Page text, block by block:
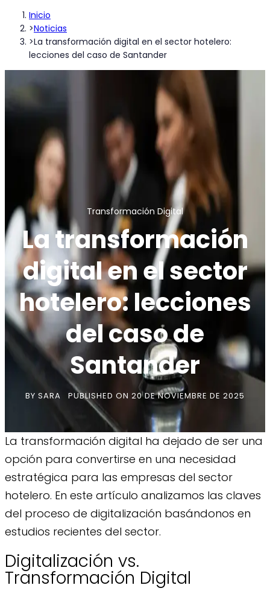
Inicio
>Noticias
>La transformación digital en el sector hotelero:
lecciones del caso de Santander
Transformación Digital
La transformación
digital en el sector
hotelero: lecciones
del caso de
Santander
BY SARA PUBLISHED ON 20 DE NOVIEMBRE DE 2025
La transformación digital ha dejado de ser una
opción para convertirse en una necesidad
estratégica para las empresas del sector
hotelero. En este artículo analizamos las claves
del proceso de digitalización basándonos en
estudios recientes del sector.
Digitalización vs.
Transformación Digital